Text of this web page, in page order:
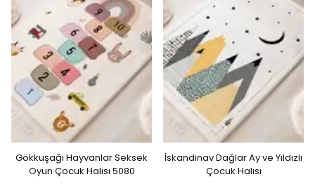
Gökkuşağı Hayvanlar Seksek
Oyun Çocuk Halısı 5080
İskandinav Dağlar Ay ve Yıldızlı
Çocuk Halısı